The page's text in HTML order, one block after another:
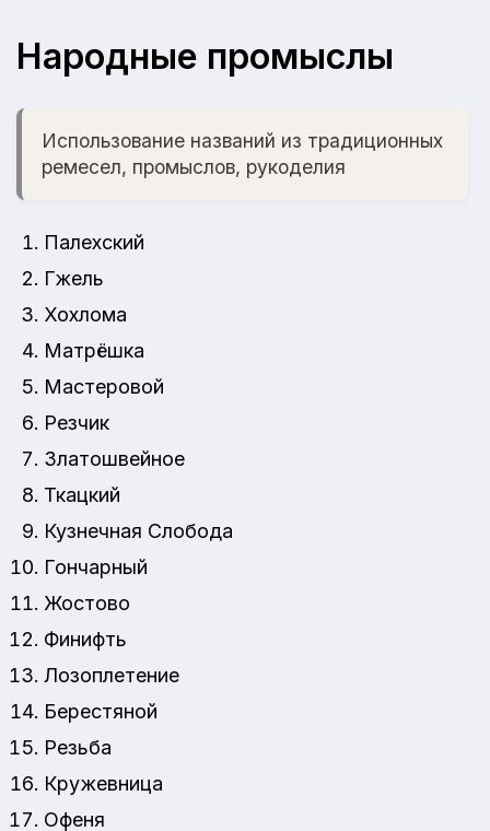
Народные промыслы
Использование названий из традиционных
ремесел, промыслов, рукоделия
Палехский
Гжель
Хохлома
Матрёшка
Мастеровой
Резчик
Златошвейное
Ткацкий
Кузнечная Слобода
Гончарный
Жостово
Финифть
Лозоплетение
Берестяной
Резьба
Кружевница
Офеня